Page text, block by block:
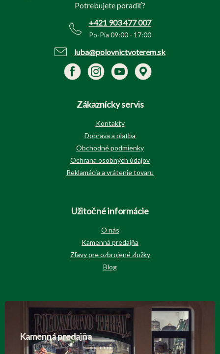
Potrebujete poradiť?
+421 903 477 007
Po-Pia 09:00 - 17:00
luba@polovnictvoterem.sk
Zákaznícky servis
Kontakty
Doprava a platba
Obchodné podmienky
Ochrana osobných údajov
Reklamácia a vrátenie tovaru
Užitočné informácie
O nás
Kamenná predajňa
Zľavy pre ozbrojené zložky
Blog
Kamenná predajňa